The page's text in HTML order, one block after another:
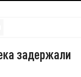
задержали